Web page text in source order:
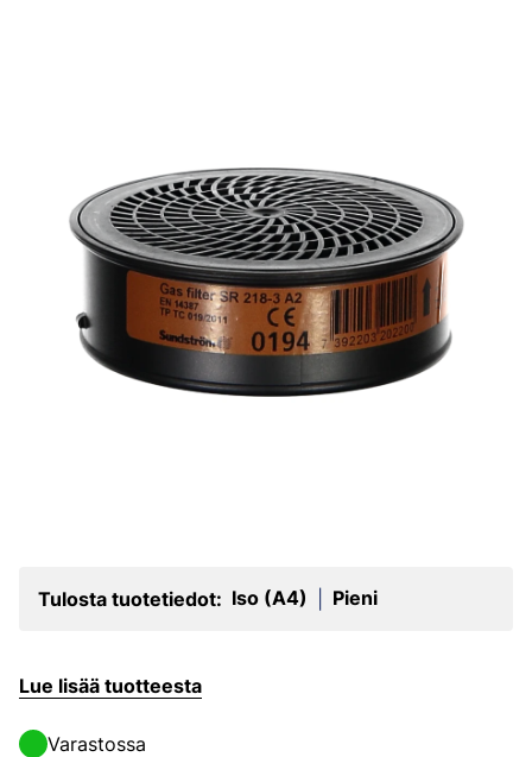
Tulosta tuotetiedot: Iso (A4) Pieni
Lue lisää tuotteesta
Varastossa